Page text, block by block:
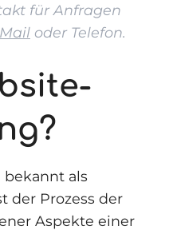
für Anfragen
oder Telefon.
als
der Prozess der
Aspekte einer